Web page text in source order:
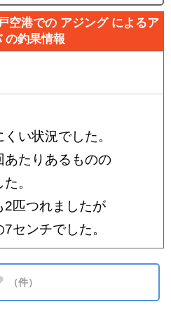
空港での アジング によるア
の釣果情報
い状況でした。
あたりあるものの
。
2匹つれましたが
センチでした。
（件）